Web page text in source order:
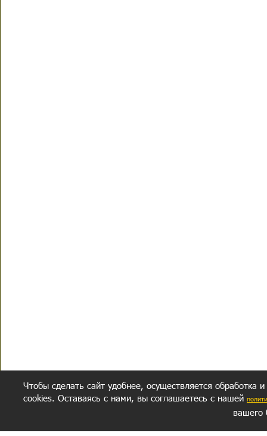
Чтобы сделать сайт удобнее, осуществляется обработка
cookies. Оставаясь с нами, вы соглашаетесь с нашей
вашего